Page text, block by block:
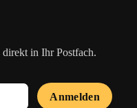
in Ihr Postfach.
Anmelden